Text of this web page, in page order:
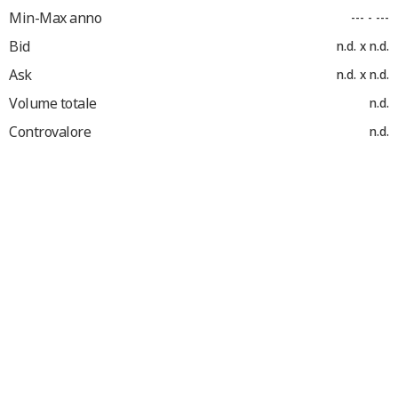
Min-Max anno --- - ---
Bid n.d. x n.d.
Ask n.d. x n.d.
Volume totale n.d.
Controvalore n.d.